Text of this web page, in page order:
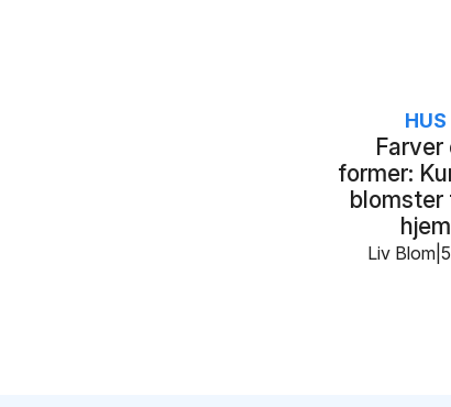
Farver
former:
blomster
hjem
HUS
Liv Blom